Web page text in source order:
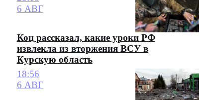
6 АВГ
Коц рассказал, какие уроки РФ
извлекла из вторжения ВСУ в
Курскую область
18:56
6 АВГ